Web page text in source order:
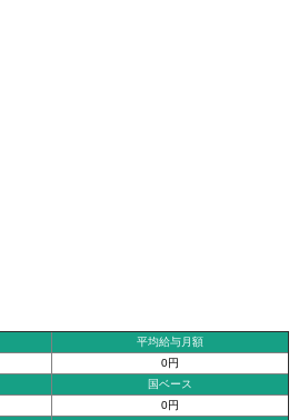
平均給与月額
0円
国ベース
0円